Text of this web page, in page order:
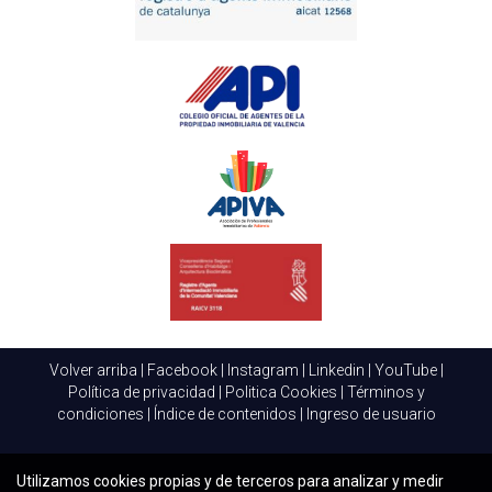
recomendable. Ellos pueden proporcionar un análisis
detallado y guiar sobre el cumplimiento adecuado de las
¿Qué recursos hay disponibles para la
adaptación a nuevas regulaciones?
publicaciones en línea, y plataformas de formación que
ofrecen actualizaciones sobre regulaciones, así como
Volver arriba Facebook| Instagram Linkedin YouTube|
Política de privacidad
Politica Cookies
Términos y
condiciones
Índice de contenidos Ingreso de usuario
Utilizamos cookies propias y de terceros para analizar y medir